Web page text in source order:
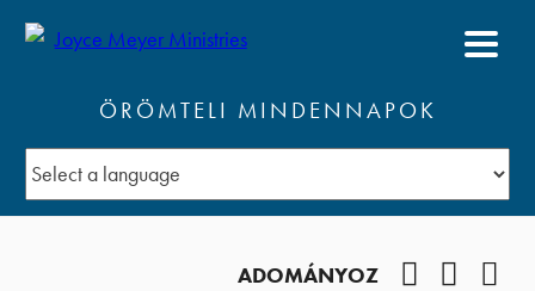
ÖRÖMTELI MINDENNAPOK
ADOMÁNYOZ